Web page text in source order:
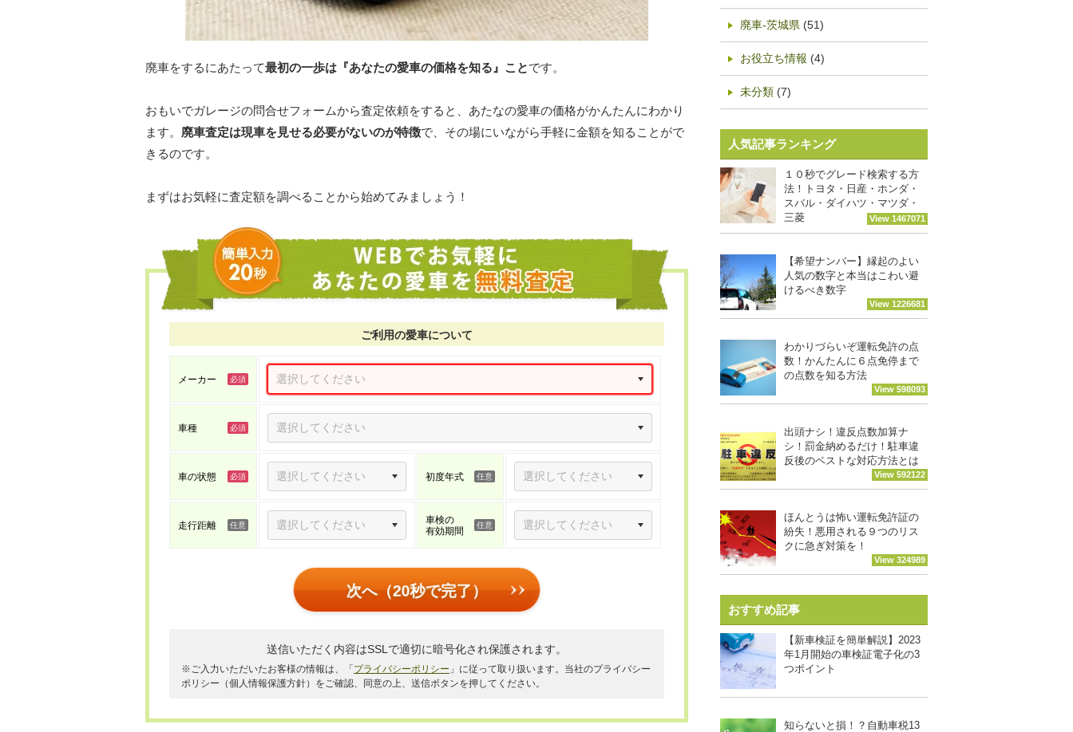
廃車をするにあたって最初の一歩は『あなたの愛車の価格を知る』ことです。
おもいでガレージの問合せフォームから査定依頼をすると、あたなの愛車の価格がかんたんにわかり
ます。 廃車査定は現車を見せる必要がないのが特徴で、その場にいながら手軽に金額を知ることがで
きるのです。
まずはお気軽に査定額を調べることから始めてみましょう！
ご利用の愛車について
メーカー
車種
車の状態 初度年式
走行距離
車検の
有効期間
次へ（20秒で完了）
送信いただく内容はSSLで適切に暗号化され保護されます。
※ご入力いただいたお客様の情報は、「 プライバシーポリシー 」に従って取り扱います。当社のプライバシー
ポリシー（個人情報保護方針）をご確認、同意の上、送信ボタンを押してください。
廃車-茨城県 (51)
お役立ち情報 (4)
未分類 (7)
人気記事ランキング
１０秒でグレード検索する方
法！トヨタ・日産・ホンダ・
スバル・ダイハツ・マツダ・
三菱
View 1467071
【希望ナンバー】縁起のよい
人気の数字と本当はこわい避
けるべき数字
View 1226681
わかりづらいぞ運転免許の点
数！かんたんに６点免停まで
の点数を知る方法
View 598093
出頭ナシ！違反点数加算ナ
シ！罰金納めるだけ！駐車違
反後のベストな対応方法とは
View 592122
ほんとうは怖い運転免許証の
紛失！悪用される９つのリス
クに急ぎ対策を！
View 324989
おすすめ記事
【新車検証を簡単解説】2023
年1月開始の車検証電子化の3
つポイント
知らないと損！？自動車税13